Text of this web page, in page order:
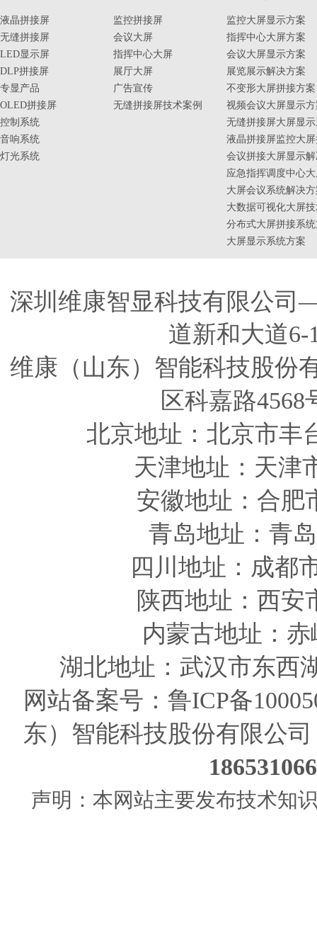
液晶拼接屏
无缝拼接屏
LED显示屏
DLP拼接屏
专显产品
OLED拼接屏
控制系统
音响系统
灯光系统
监控拼接屏
会议大屏
指挥中心大屏
展厅大屏
广告宣传
无缝拼接屏技术案例
监控大屏显示方案
指挥中心大屏方案
会议大屏显示方案
展览展示解决方案
不变形大屏拼接方案
视频会议大屏显示
无缝拼接屏大屏显
液晶拼接屏监控大
会议拼接大屏显示
应急指挥调度中心
大屏会议系统解决
大数据可视化大屏
分布式大屏拼接系
大屏显示系统方案
深圳维康智显科技有限公
道新和大道6-
维康（山东）智能科技股
区科嘉路
北京地址：北京市丰
天津地址 ：天津
安徽地址 ：合
青岛地址 ：青
四川 地址 ：成都
陕西地址 ：西
内蒙古地址：
湖北地址：武汉市东西
网站备案号： 鲁ICP备
东）智能科技股份有限公司
声明：本网站主要发布技术知